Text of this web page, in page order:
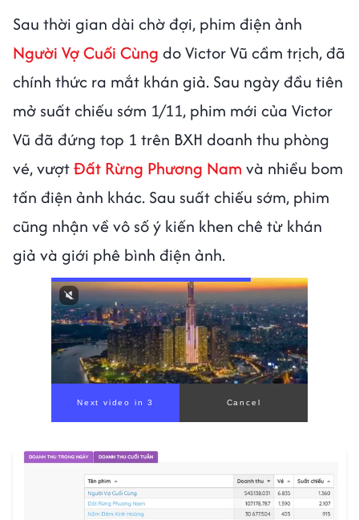
Sau thời gian dài chờ đợi, phim điện ảnh
Người Vợ Cuối Cùng do Victor Vũ cầm trịch, đã
chính thức ra mắt khán giả. Sau ngày đầu tiên
mở suất chiếu sớm 1/11, phim mới của Victor
Vũ đã đứng top 1 trên BXH doanh thu phòng
vé, vượtĐất Rừng Phương Nam và nhiều bom
tấn điện ảnh khác. Sau suất chiếu sớm, phim
cũng nhận về vô số ý kiến khen chê từ khán
giả và giới phê bình điện ảnh.
Next video in 1 Cancel